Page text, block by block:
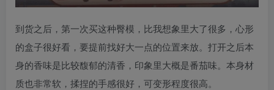
到货之后，第一次买这种臀模，比我想象里大了很多，心形
的盒子很好看，要提前找好大一点的位置来放。打开之后本
身的香味是比较馥郁的清香，印象里大概是番茄味。本身材
质也非常软，揉捏的手感很好，可变形程度很高。